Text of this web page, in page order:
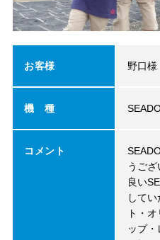
お客様 野口様
機 種
コメント
うご
良い
して
ト・
ップ